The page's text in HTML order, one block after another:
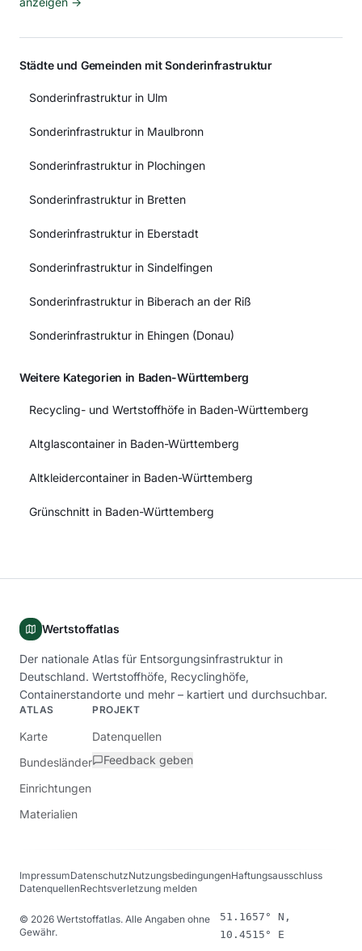
Städte und Gemeinden mit Sonderinfrastruktur
Sonderinfrastruktur in Ulm
Sonderinfrastruktur in Maulbronn
Sonderinfrastruktur in Plochingen
Sonderinfrastruktur in Bretten
Sonderinfrastruktur in Eberstadt
Sonderinfrastruktur in Sindelfingen
Sonderinfrastruktur in Biberach an der Riß
Sonderinfrastruktur in Ehingen (Donau)
Weitere Kategorien in Baden-Württemberg
Recycling- und Wertstoffhöfe in Baden-Württemberg
Altglascontainer in Baden-Württemberg
Altkleidercontainer in Baden-Württemberg
Grünschnitt in Baden-Württemberg
Wertstoffatlas
Der nationale Atlas für Entsorgungsinfrastruktur in
Deutschland. Wertstoffhöfe, Recyclinghöfe,
Containerstandorte und mehr – kartiert und durchsuchbar.
ATLAS
Karte
Bundesländer
Einrichtungen
Materialien
PROJEKT
Datenquellen
Feedback geben
ImpressumDatenschutzNutzungsbedingungenHaftungsausschluss
DatenquellenRechtsverletzung melden
© 2026 Wertstoffatlas. Alle Angaben ohne
Gewähr.
51.1657° N,
10.4515° E